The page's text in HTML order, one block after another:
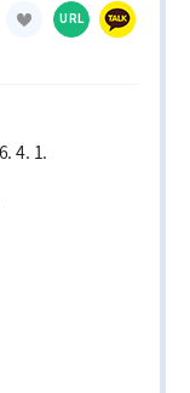
URL
4. 1.